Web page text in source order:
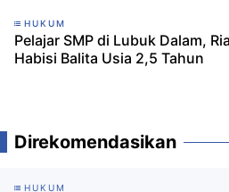
HUKUM
Pelajar SMP di Lubuk Dalam,
Habisi Balita Usia 2,5 Tahun
Direkomendasikan
HUKUM